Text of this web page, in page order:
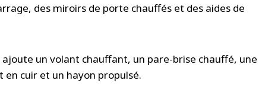
des miroirs de porte chauffés et des aides de
un volant chauffant, un pare-brise chauffé, une
cuir et un hayon propulsé.